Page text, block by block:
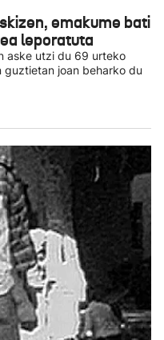
emakume bati
leporatuta
aske utzi du 69 urteko
joan beharko du